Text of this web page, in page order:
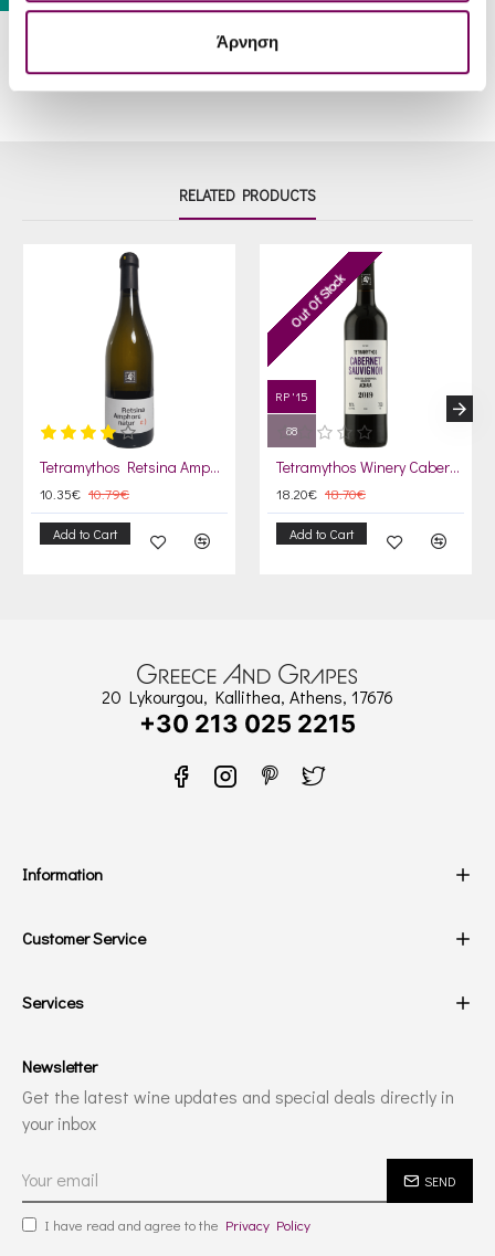
Άρνηση
14 M02 0
RELATED PRODUCTS
Tetramythos Retsina Amphorε Naturε
10.35€ 10.79€
Add to Cart
RP '15
88
Out Of Stock
Tetramythos Winery Cabernet Sauvignon 2021
18.20€ 18.70€
Add to Cart
20 Lykourgou, Kallithea, Athens, 17676
+30 213 025 2215
Information
Customer Service
Services
Newsletter
Get the latest wine updates and special deals directly in
your inbox
SEND
I have read and agree to the Privacy Policy